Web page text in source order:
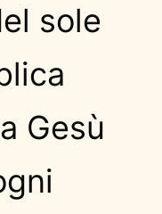
sole
Gesù